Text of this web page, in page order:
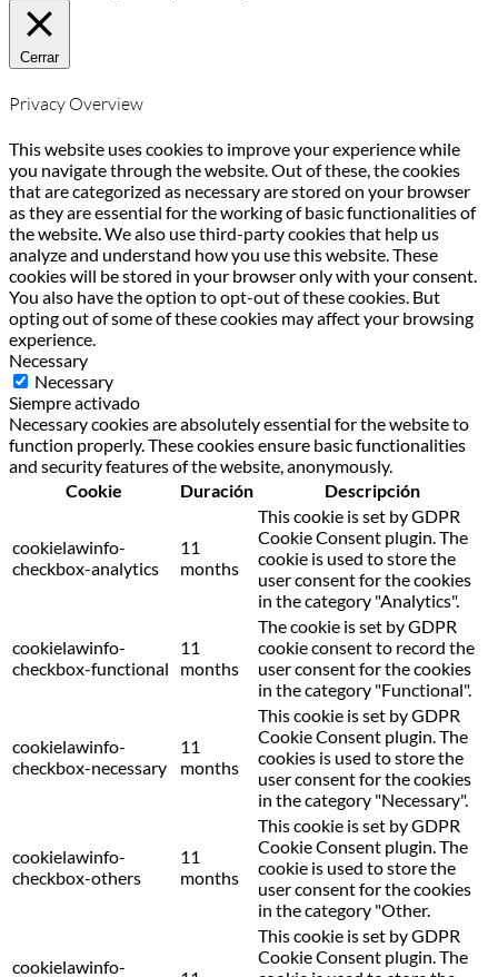
Cerrar
Privacy Overview
This website uses cookies to improve your experience while
you navigate through the website. Out of these, the cookies
that are categorized as necessary are stored on your browser
as they are essential for the working of basic functionalities of
the website. We also use third-party cookies that help us
analyze and understand how you use this website. These
cookies will be stored in your browser only with your consent.
You also have the option to opt-out of these cookies. But
opting out of some of these cookies may affect your browsing
experience.
Necessary
Necessary
Siempre activado
Necessary cookies are absolutely essential for the website to
function properly. These cookies ensure basic functionalities
and security features of the website, anonymously.
Cookie
Duración Descripción
cookielawinfo-
checkbox-analytics
11
months
This cookie is set by GDPR
Cookie Consent plugin. The
cookie is used to store the
user consent for the cookies
in the category "Analytics".
cookielawinfo-
checkbox-functional
11
months
The cookie is set by GDPR
cookie consent to record the
user consent for the cookies
in the category "Functional".
cookielawinfo-
checkbox-necessary
11
months
This cookie is set by GDPR
Cookie Consent plugin. The
cookies is used to store the
user consent for the cookies
in the category "Necessary".
cookielawinfo-
checkbox-others
11
months
This cookie is set by GDPR
Cookie Consent plugin. The
cookie is used to store the
user consent for the cookies
in the category "Other.
cookielawinfo-
This cookie is set by GDPR
Cookie Consent plugin. The